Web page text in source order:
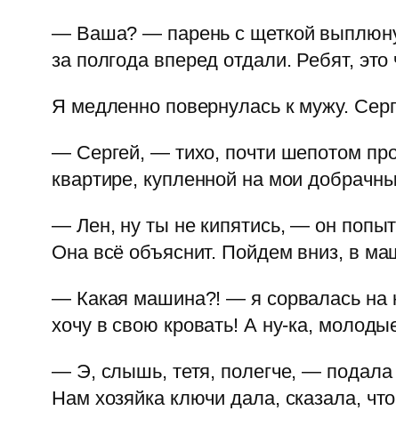
— Ваша? — парень с щеткой
за полгода вперед отдали. Ребят,
Я медленно повернулась к мужу.
— Сергей, — тихо, почти шепотом
квартире, купленной на мои
— Лен, ну ты не кипятись, — он
Она всё объяснит. Пойдем вниз, в
— Какая машина?! — я сорвалась на
хочу в свою кровать! А ну-ка,
— Э, слышь, тетя, полегче, — подала
Нам хозяйка ключи дала, сказала,